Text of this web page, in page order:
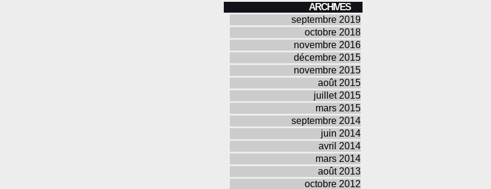
ARCHIVES
septembre 2019
octobre 2018
novembre 2016
décembre 2015
novembre 2015
août 2015
juillet 2015
mars 2015
septembre 2014
juin 2014
avril 2014
mars 2014
août 2013
octobre 2012